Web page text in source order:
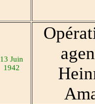
13 Juin
1942